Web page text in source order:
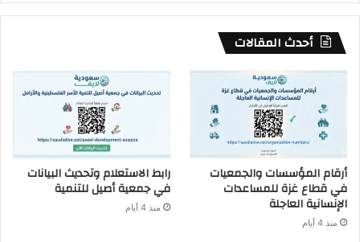
أحدث المقالات
أرقام المؤسسات والجمعيات
في قطاع غزة للمساعدات
الإنسانية العاجلة
منذ 4 أيام
رابط الاستعلام وتحديث البيانات
في جمعية أصيل للتنمية
منذ 4 أيام